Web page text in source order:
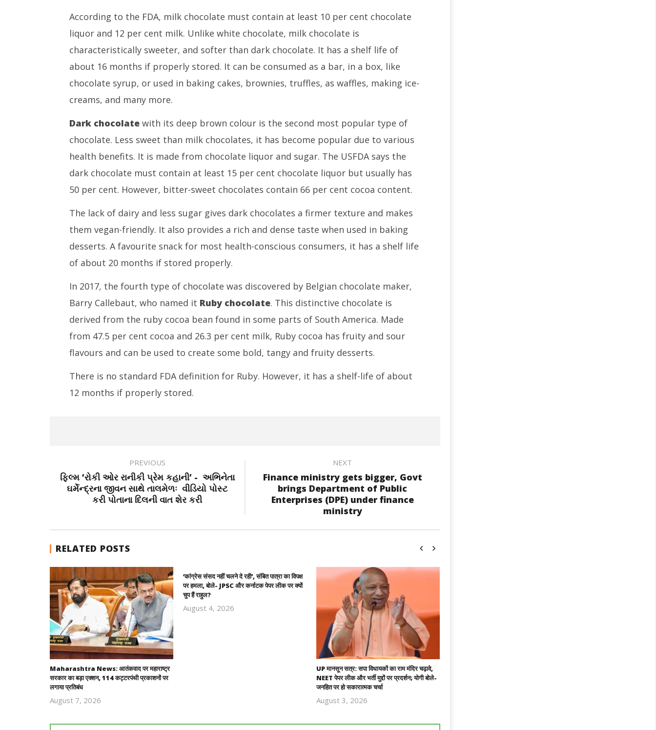
According to the FDA, milk chocolate must contain at least 10 per cent chocolate
liquor and 12 per cent milk. Unlike white chocolate, milk chocolate is
characteristically sweeter, and softer than dark chocolate. It has a shelf life of
about 16 months if properly stored. It can be consumed as a bar, in a box, like
chocolate syrup, or used in baking cakes, brownies, truffles, as waffles, making ice-
creams, and many more.
Dark chocolatewith its deep brown colour is the second most popular type of
chocolate. Less sweet than milk chocolates, it has become popular due to various
health benefits. It is made from chocolate liquor and sugar. The USFDA says the
dark chocolate must contain at least 15 per cent chocolate liquor but usually has
50 per cent. However, bitter-sweet chocolates contain 66 per cent cocoa content.
The lack of dairy and less sugar gives dark chocolates a firmer texture and makes
them vegan-friendly. It also provides a rich and dense taste when used in baking
desserts. A favourite snack for most health-conscious consumers, it has a shelf life
of about 20 months if stored properly.
In 2017, the fourth type of chocolate was discovered by Belgian chocolate maker,
Barry Callebaut, who named it Ruby chocolate. This distinctive chocolate is
derived from the ruby cocoa bean found in some parts of South America. Made
from 47.5 per cent cocoa and 26.3 per cent milk, Ruby cocoa has fruity and sour
flavours and can be used to create some bold, tangy and fruity desserts.
There is no standard FDA definition for Ruby. However, it has a shelf-life of about
12 months if properly stored.
PREVIOUS
ફિલ્મ ‘રોકી ઓર રાનીકી પ્રેમ કહાની’ - અભિનેતા
ઘર્મેન્દ્રના જીવન સાથે તાલમેળઃ વીડિયો પોસ્ટ
કરી પોતાના દિલની વાત શેર કરી
NEXT
Finance ministry gets bigger, Govt
brings Department of Public
Enterprises (DPE) under finance
ministry
RELATED POSTS
Maharashtra News: आतंकवाद पर महाराष्ट्र
सरकार का बड़ा एक्शन, 114 कट्टरपंथी प्रकाशनों पर
लगाया प्रतिबंध
August 7, 2026
‘कांग्रेस संसद नहीं चलने दे रही’, संबित पात्रा का विपक्ष
पर हमला, बोले- JPSC और कर्नाटक पेपर लीक पर क्यों
चुप हैं राहुल?
August 4, 2026
UP मानसून सत्र: सपा विधायकों का राम मंदिर चढ़ावे,
NEET पेपर लीक और भर्ती मुद्दों पर प्रदर्शन; योगी बोले-
जनहित पर हो सकारात्मक चर्चा
August 3, 2026